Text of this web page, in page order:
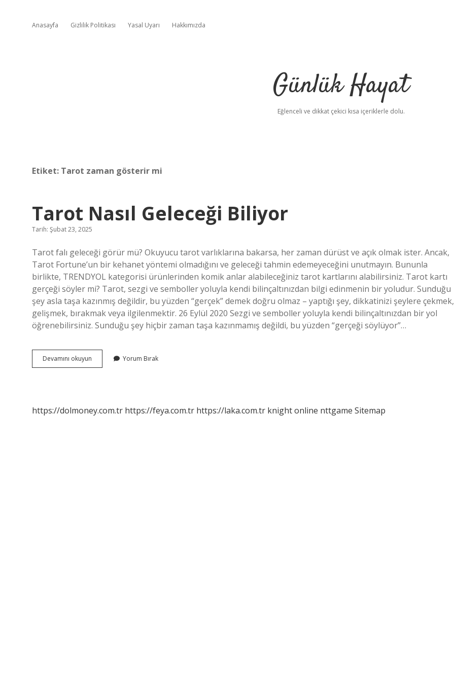
Anasayfa Gizlilik Politikası Yasal Uyarı Hakkımızda
Günlük Hayat
Eğlenceli ve dikkat çekici kısa içeriklerle dolu.
Etiket: Tarot zaman gösterir mi
Tarot Nasıl Geleceği Biliyor
Tarih: Şubat 23, 2025
Tarot falı geleceği görür mü? Okuyucu tarot varlıklarına bakarsa, her zaman dürüst ve açık olmak ister. Ancak,
Tarot Fortune’un bir kehanet yöntemi olmadığını ve geleceği tahmin edemeyeceğini unutmayın. Bununla
birlikte, TRENDYOL kategorisi ürünlerinden komik anlar alabileceğiniz tarot kartlarını alabilirsiniz. Tarot kartı
gerçeği söyler mi? Tarot, sezgi ve semboller yoluyla kendi bilinçaltınızdan bilgi edinmenin bir yoludur. Sunduğu
şey asla taşa kazınmış değildir, bu yüzden “gerçek” demek doğru olmaz – yaptığı şey, dikkatinizi şeylere çekmek,
gelişmek, bırakmak veya ilgilenmektir. 26 Eylül 2020 Sezgi ve semboller yoluyla kendi bilinçaltınızdan bir yol
öğrenebilirsiniz. Sunduğu şey hiçbir zaman taşa kazınmamış değildi, bu yüzden “gerçeği söylüyor”…
Devamını okuyun
Nasıl
Yorum Bırak
https://dolmoney.com.tr https://feya.com.tr https://laka.com.tr knight online nttgame Sitemap